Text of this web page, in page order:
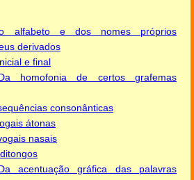
e dos nomes próprios
derivados
e final
homofonia de certos grafemas
consonânticas
átonas
nasais
acentuação gráfica das palavras